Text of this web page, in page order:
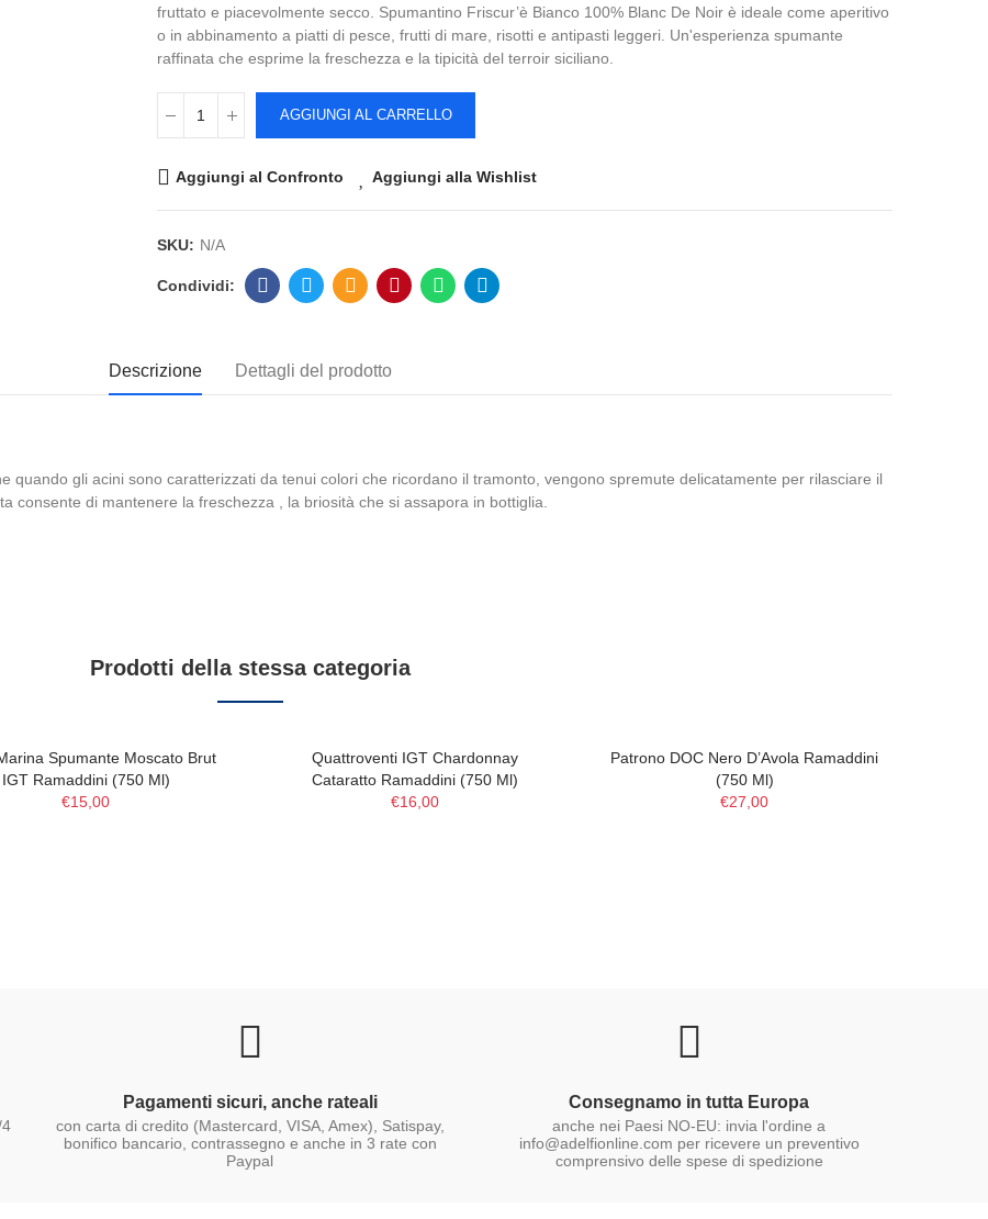
fruttato e piacevolmente secco. Spumantino Friscur’è Bianco 100% Blanc De Noir è ideale come aperitivo
o in abbinamento a piatti di pesce, frutti di mare, risotti e antipasti leggeri. Un'esperienza spumante
raffinata che esprime la freschezza e la tipicità del terroir siciliano.
AGGIUNGI AL CARRELLO
Aggiungi al Confronto Aggiungi alla Wishlist
SKU: N/A
Descrizione Dettagli del prodotto
quando gli acini sono caratterizzati da tenui colori che ricordano il tramonto, vengono spremute delicatamente per rilasciare il
consente di mantenere la freschezza , la briosità che si assapora in bottiglia.
Prodotti della stessa categoria
Spumante Moscato Brut
IGT Ramaddini (750 Ml)
€15,00
Quattroventi IGT Chardonnay
Cataratto Ramaddini (750 Ml)
€16,00
Patrono DOC Nero D’Avola Ramaddini
(750 Ml)
€27,00
Pagamenti sicuri, anche rateali
con carta di credito (Mastercard, VISA, Amex), Satispay,
bonifico bancario, contrassegno e anche in 3 rate con
Paypal
Consegnamo in tutta Europa
anche nei Paesi NO-EU: invia l'ordine a
info@adelfionline.com per ricevere un preventivo
comprensivo delle spese di spedizione